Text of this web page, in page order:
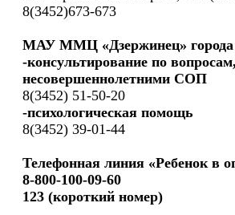
8(3452)673-673
МАУ ММЦ «Дзержинец»
-консультирование по
несовершеннолетними СОП
8(3452) 51-50-20
-психологическая помощь
8(3452) 39-01-44
Телефонная линия «Ребенок в
8-800-100-09-60
123 (короткий номер)